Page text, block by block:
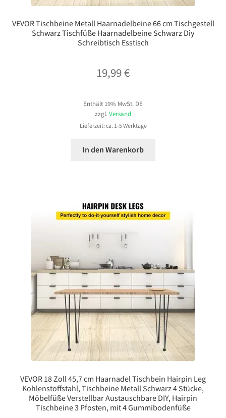
VEVOR Tischbeine Metall Haarnadelbeine 66 cm Tischgestell
Schwarz Tischfüße Haarnadelbeine Schwarz Diy
Schreibtisch Esstisch
19,99€
Enthält 19% MwSt. DE
zzgl. Versand
Lieferzeit: ca. 1-5 Werktage
In den Warenkorb
VEVOR 18 Zoll 45,7 cm Haarnadel Tischbein Hairpin Leg
Kohlenstoffstahl, Tischbeine Metall Schwarz 4 Stücke,
Möbelfüße Verstellbar Austauschbare DIY, Hairpin
Tischbeine 3 Pfosten, mit 4 Gummibodenfüße